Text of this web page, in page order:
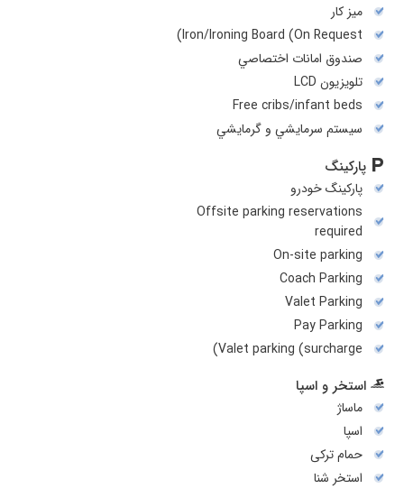
ميز کار
Iron/Ironing Board (On Request)
صندوق امانات اختصاصي
تلويزيون LCD
Free cribs/infant beds
سيستم سرمايشي و گرمايشي
پارکینگ
پارکینگ خودرو
Offsite parking reservations
required
On-site parking
Coach Parking
Valet Parking
Pay Parking
Valet parking (surcharge)
استخر و اسپا
ماساژ
اسپا
حمام ترکی
استخر شنا